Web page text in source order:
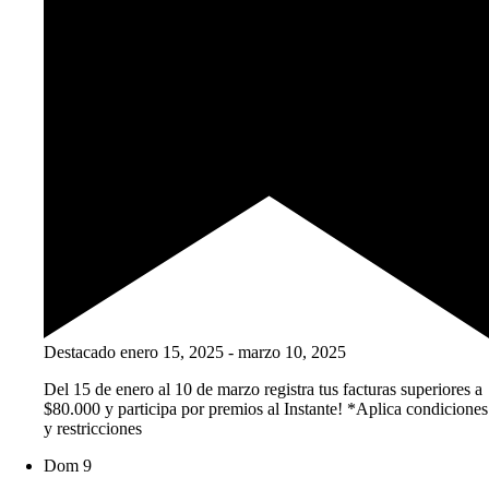
Destacado enero 15, 2025 - marzo 10, 2025
Del 15 de enero al 10 de marzo registra tus facturas superiores a
$80.000 y participa por premios al Instante! *Aplica condiciones
y restricciones
Dom 9